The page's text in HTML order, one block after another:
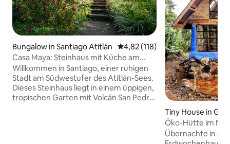
Bungalow in Santiago Atitlán Durchschnittliche Bewertung:
4,82 (118)
Casa Maya: Steinhaus mit Küche am
Lago de Atitlán
Willkommen in Santiago, einer ruhigen
Stadt am Südwestufer des Atitlán-Sees.
Dieses Steinhaus liegt in einem üppigen,
tropischen Garten mit Volcán San Pedro
Tiny House in GT
Öko-Hütte im
Übernachte in